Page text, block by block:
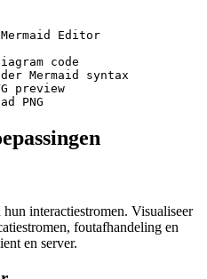
Editor
code
Mermaid syntax
preview
PNG
interactiestromen. Visualiseer
foutafhandeling en
en server.